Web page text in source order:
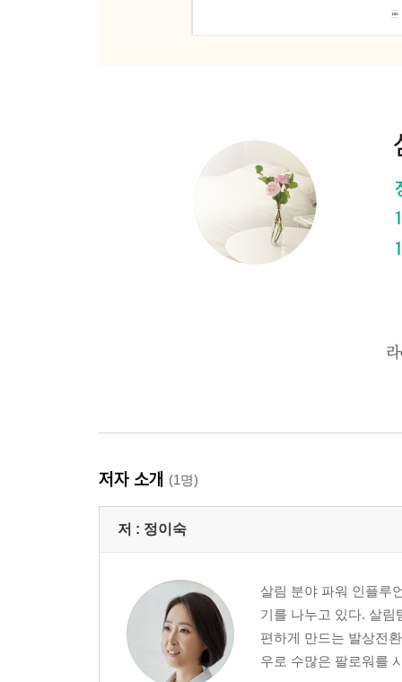
저자 소개 (1명)
저 : 정이숙
살림 분야 파워 인플루
기를 나누고 있다. 살
편하게 만드는 발상전
우로 수많은 팔로워를